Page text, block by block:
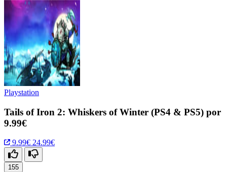
Playstation
Tails of Iron 2: Whiskers of Winter (PS4 & PS5) por
9.99€
9.99€ 24.99€
155